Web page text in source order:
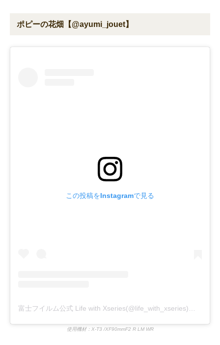
ポピーの花畑【@ayumi_jouet】
この投稿をInstagramで見る
使用機材：X-T3 /XF90mmF2 R LM WR